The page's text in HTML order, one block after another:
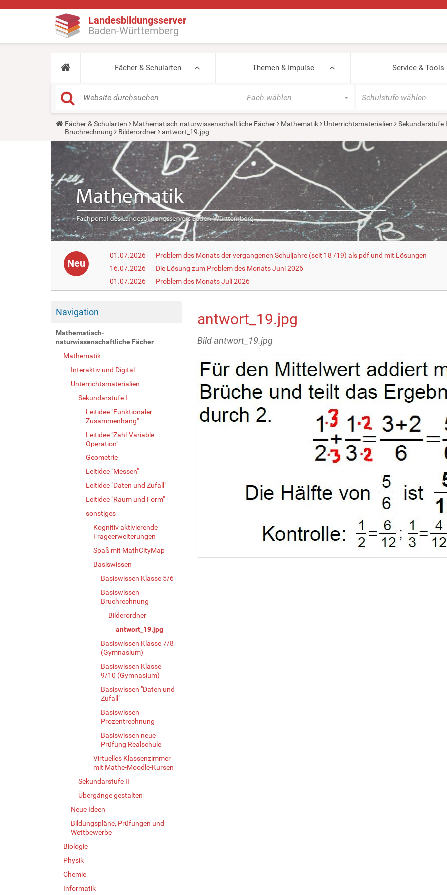
Landesbildungsserver
Baden-Württemberg
Fächer & Schularten Themen & Impulse Service & Tools
Fach wählen Schulstufe wählen
Y
u
e
r
e
:
Fächer & Schularten Mathematisch-naturwissenschaftliche Fächer Mathematik Unterrichtsmaterialien Sekundarstufe I
Bruchrechnung
Bilderordner antwort_19.jpg
Neu
01.07.2026
Problem des Monats der vergangenen Schuljahre (seit 18 /19) als pdf und mit Lösungen
16.07.2026
Die Lösung zum Problem des Monats Juni 2026
01.07.2026
Problem des Monats Juli 2026
Navigation
Mathematisch-
naturwissenschaftliche Fächer
Mathematik
Interaktiv und Digital
Unterrichtsmaterialien
Sekundarstufe I
Leitidee "Funktionaler
Zusammenhang"
Leitidee "Zahl-Variable-
Operation"
Geometrie
Leitidee "Messen"
Leitidee "Daten und Zufall"
Leitidee "Raum und Form"
sonstiges
Kognitiv aktivierende
Frageerweiterungen
Spaß mit MathCityMap
Basiswissen
Basiswissen Klasse 5/6
Basiswissen
Bruchrechnung
Bilderordner
antwort_19.jpg
Basiswissen Klasse 7/8
(Gymnasium)
Basiswissen Klasse
9/10 (Gymnasium)
Basiswissen "Daten und
Zufall"
Basiswissen
Prozentrechnung
Basiswissen neue
Prüfung Realschule
Virtuelles Klassenzimmer
mit Mathe-Moodle-Kursen
Sekundarstufe II
Übergänge gestalten
Neue Ideen
Bildungspläne, Prüfungen und
Wettbewerbe
Biologie
Physik
Chemie
Informatik
antwort_19.jpg
Bild antwort_19.jpg